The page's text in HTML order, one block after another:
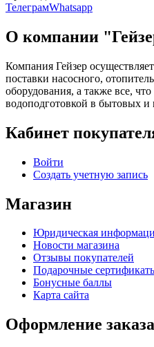
ТелеграмWhatsapp
О компании
Компания Гейзер
поставки насосного,
оборудования, а также все,
водоподготовкой в бытовых
Кабинет
Войти
Создать учетную запись
Магазин
Юридическая
Новости магазина
Отзывы покупателей
Подарочные
Бонусные баллы
Карта сайта
Оформление заказа